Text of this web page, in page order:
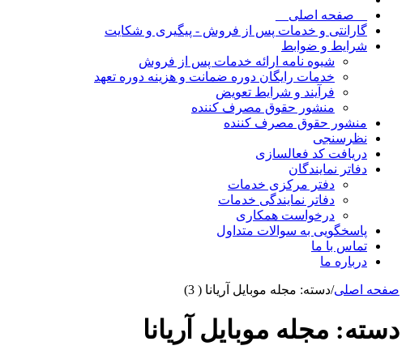
__صفحه اصلی__
گارانتی و خدمات پس از فروش - پیگیری و شکایت
شرایط و ضوابط
شیوه نامه ارائه خدمات پس از فروش
خدمات رایگان دوره ضمانت و هزینه دوره تعهد
فرآیند و شرایط تعویض
منشور حقوق مصرف کننده
منشور حقوق مصرف کننده
نظرسنجی
دریافت کد فعالسازی
دفاتر نمایندگان
دفتر مرکزی خدمات
دفاتر نمایندگی خدمات
درخواست همکاری
پاسخگویی به سوالات متداول
تماس با ما
درباره ما
صفحه اصلی/دسته: مجله موبایل آریانا ( 3)
دسته: مجله موبایل آریانا